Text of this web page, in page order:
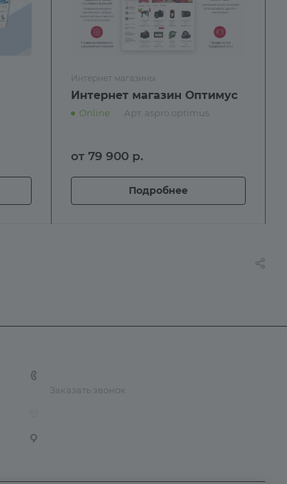
Интернет магазины
Интернет магазин Оптимус
Online Арт. aspro.optimus
от 79 900 р.
Подробнее
Заказать звонок